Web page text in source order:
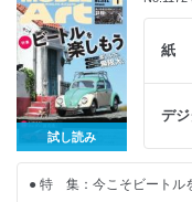
ワ1/24：北澤志朗
・BMW 320 E21 ターボ
ップ ウィナー プラッツ/
・ドイツ 5㎝対戦車砲
・K21歩兵戦闘車 アカデ
・HMS ロード・クライヴ
【連 載】
・艦船諸国漫遊記：鯨水庵
グラマン F-14D トムキ
・ただのスケールダウンに
・タミヤF-14のタイムライ
F-14A トムキャット“ブラ
・最強・最後のトムキャッ
グラマンF-14D トムキャ
・迷彩を筆塗りで仕上げる“
イラン空軍 F-14A トム
・6つのキットをリサーチ
・1/144を3Dパーツで着艦
試し読み
紙
デ
● 特 集：今こそビートル